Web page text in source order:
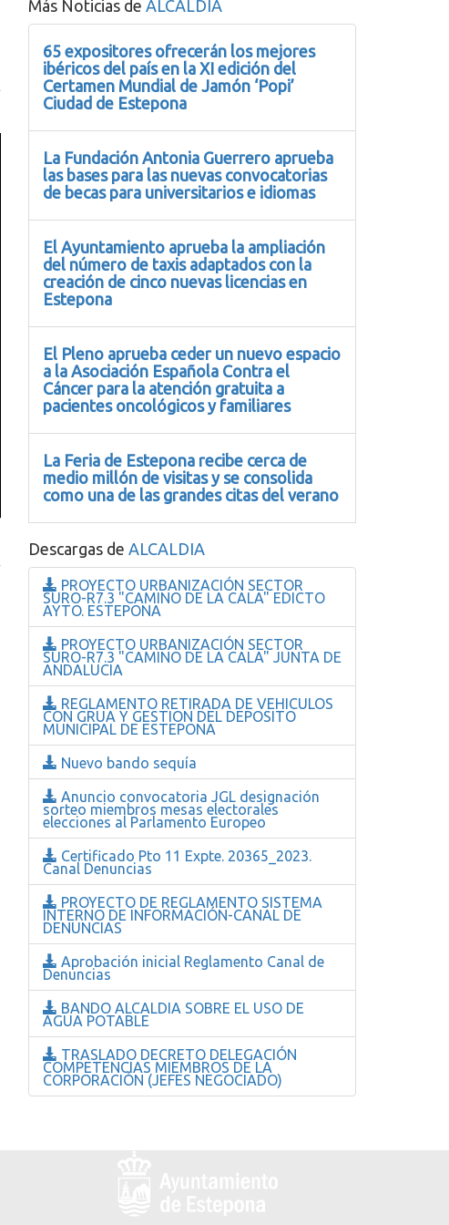
Más Noticias de ALCALDIA
65 expositores ofrecerán los mejores
ibéricos del país en la XI edición del
Certamen Mundial de Jamón ‘Popi’
Ciudad de Estepona
La Fundación Antonia Guerrero aprueba
las bases para las nuevas convocatorias
de becas para universitarios e idiomas
El Ayuntamiento aprueba la ampliación
del número de taxis adaptados con la
creación de cinco nuevas licencias en
Estepona
El Pleno aprueba ceder un nuevo espacio
a la Asociación Española Contra el
Cáncer para la atención gratuita a
pacientes oncológicos y familiares
La Feria de Estepona recibe cerca de
medio millón de visitas y se consolida
como una de las grandes citas del verano
Descargas de ALCALDIA
PROYECTO URBANIZACIÓN SECTOR
SURO-R7.3 "CAMINO DE LA CALA" EDICTO
AYTO. ESTEPONA
PROYECTO URBANIZACIÓN SECTOR
SURO-R7.3 "CAMINO DE LA CALA" JUNTA DE
ANDALUCIA
REGLAMENTO RETIRADA DE VEHICULOS
CON GRUA Y GESTION DEL DEPOSITO
MUNICIPAL DE ESTEPONA
Nuevo bando sequía
Anuncio convocatoria JGL designación
sorteo miembros mesas electorales
elecciones al Parlamento Europeo
Certificado Pto 11 Expte. 20365_2023.
Canal Denuncias
PROYECTO DE REGLAMENTO SISTEMA
INTERNO DE INFORMACIÓN-CANAL DE
DENUNCIAS
Aprobación inicial Reglamento Canal de
Denuncias
BANDO ALCALDIA SOBRE EL USO DE
AGUA POTABLE
TRASLADO DECRETO DELEGACIÓN
COMPETENCIAS MIEMBROS DE LA
CORPORACIÓN (JEFES NEGOCIADO)